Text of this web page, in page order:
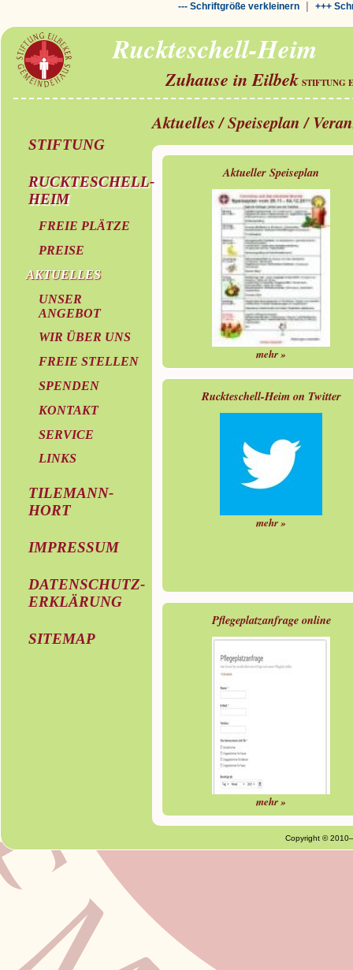
--- Schriftgröße verkleinern| +++
Ruckteschell-Heim
Zuhause in Eilbek STIFTUNG
STIFTUNG
RUCKTESCHELL-
HEIM
FREIE PLÄTZE
PREISE
AKTUELLES
UNSER
ANGEBOT
WIR ÜBER UNS
FREIE STELLEN
SPENDEN
KONTAKT
SERVICE
LINKS
TILEMANN-
HORT
IMPRESSUM
DATENSCHUTZ-
ERKLÄRUNG
SITEMAP
Aktuelles / Speiseplan /
Aktueller Speiseplan
mehr »
Ruckteschell-Heim on Twitter
mehr »
Pflegeplatzanfrage online
mehr »
Copyright ©